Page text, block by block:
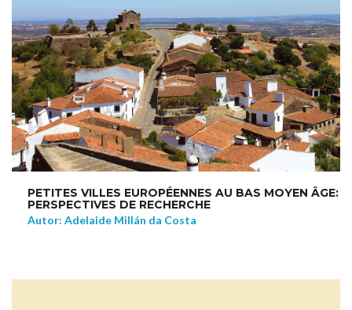
PETITES VILLES EUROPÉENNES AU BAS MOYEN ÂGE:
PERSPECTIVES DE RECHERCHE
Autor: Adelaide Millán da Costa